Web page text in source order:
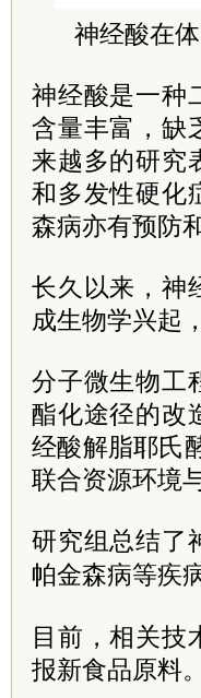
神经酸在
神经酸是一种
含量丰富，缺
来越多的研究
和多发性硬化
森病亦有预防
长久以来，神
成生物学兴起
分子微生物工
酯化途径的改
经酸解脂耶氏
联合资源环境
研究组总结了
帕金森病等疾
目前，相关技
报新食品原料